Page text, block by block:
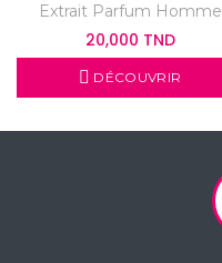
Extrait Parfum Homme
20,000 TND
DÉCOUVRIR